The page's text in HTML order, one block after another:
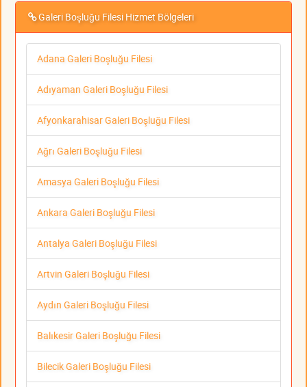
Galeri Boşluğu Filesi Hizmet Bölgeleri
Adana Galeri Boşluğu Filesi
Adıyaman Galeri Boşluğu Filesi
Afyonkarahisar Galeri Boşluğu Filesi
Ağrı Galeri Boşluğu Filesi
Amasya Galeri Boşluğu Filesi
Ankara Galeri Boşluğu Filesi
Antalya Galeri Boşluğu Filesi
Artvin Galeri Boşluğu Filesi
Aydın Galeri Boşluğu Filesi
Balıkesir Galeri Boşluğu Filesi
Bilecik Galeri Boşluğu Filesi